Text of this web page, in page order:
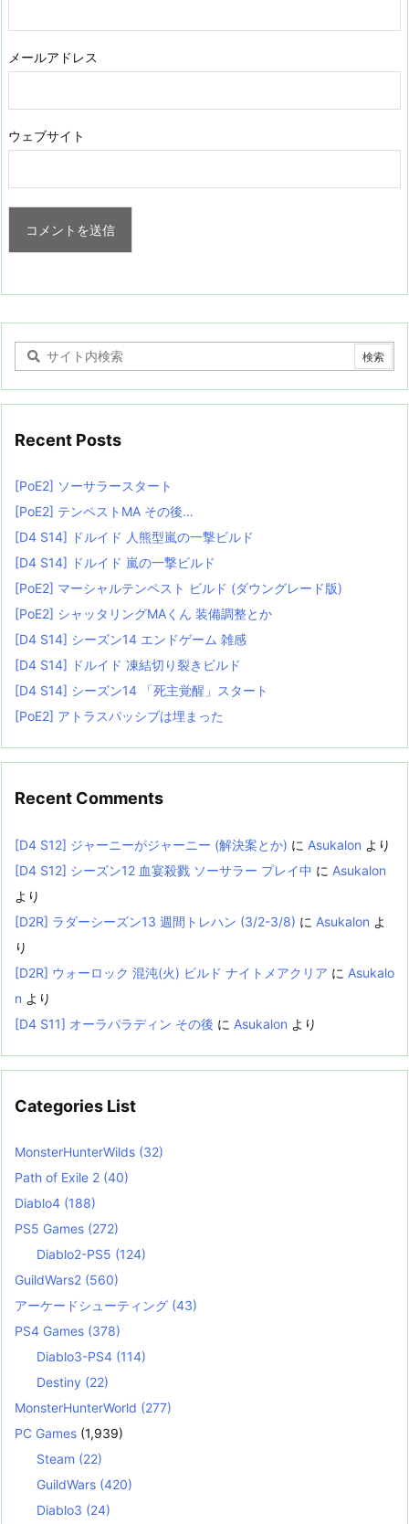
メールアドレス
ウェブサイト
Recent Posts
[PoE2] ソーサラースタート
[PoE2] テンペストMA その後…
[D4 S14] ドルイド 人熊型嵐の一撃ビルド
[D4 S14] ドルイド 嵐の一撃ビルド
[PoE2] マーシャルテンペスト ビルド (ダウングレード版)
[PoE2] シャッタリングMAくん 装備調整とか
[D4 S14] シーズン14 エンドゲーム 雑感
[D4 S14] ドルイド 凍結切り裂きビルド
[D4 S14] シーズン14 「死主覚醒」スタート
[PoE2] アトラスパッシブは埋まった
Recent Comments
[D4 S12] ジャーニーがジャーニー (解決案とか) に Asukalon より
[D4 S12] シーズン12 血宴殺戮 ソーサラー プレイ中 に Asukalon
より
[D2R] ラダーシーズン13 週間トレハン (3/2-3/8) に Asukalon よ
り
[D2R] ウォーロック 混沌(火) ビルド ナイトメアクリア に Asukalo
n より
[D4 S11] オーラパラディン その後 に Asukalon より
Categories List
MonsterHunterWilds (32)
Path of Exile 2 (40)
Diablo4 (188)
PS5 Games (272)
Diablo2-PS5 (124)
GuildWars2 (560)
アーケードシューティング (43)
PS4 Games (378)
Diablo3-PS4 (114)
Destiny (22)
MonsterHunterWorld (277)
PC Games (1,939)
Steam (22)
GuildWars (420)
Diablo3 (24)